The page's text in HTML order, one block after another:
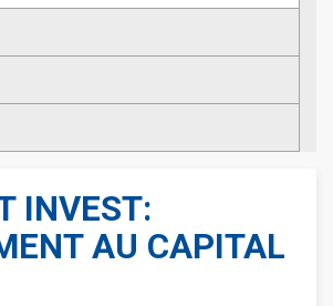
INVEST:
AU CAPITAL